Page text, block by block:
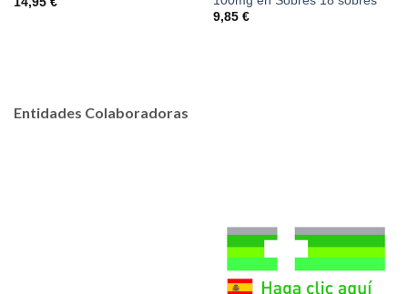
9,85 €
Entidades Colaboradoras